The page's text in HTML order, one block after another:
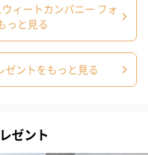
ィートカンパニー フォ
っと見る
ゼントをもっと見る
ゼント